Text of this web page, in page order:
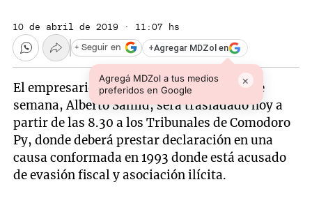
10 de abril de 2019 · 11:07 hs
+Agregar MDZol en
Agregá MDZol a tus medios
preferidos en Google
×
+ Seguir en
El empresario de la carne detenido el fin de
semana, Alberto Samid, será trasladado hoy a
partir de las 8.30 a los Tribunales de Comodoro
Py, donde deberá prestar declaración en una
causa conformada en 1993 donde está acusado
de evasión fiscal y asociación ilícita.